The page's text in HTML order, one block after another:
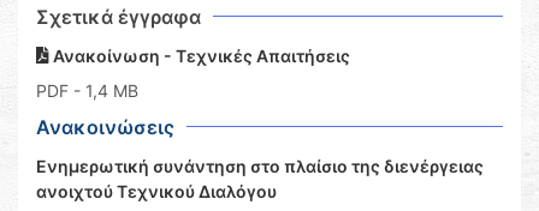
Σχετικά έγγραφα
Ανακοίνωση - Τεχνικές Απαιτήσεις
PDF - 1,4 MB
Ανακοινώσεις
Ενημερωτική συνάντηση στο πλαίσιο της διενέργειας
ανοιχτού Τεχνικού Διαλόγου